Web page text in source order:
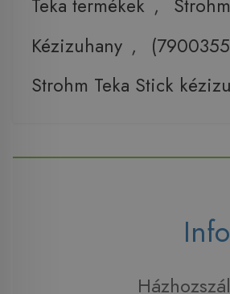
Teka termékek , Strohm
Kézizuhany ,
Strohm Teka Stick